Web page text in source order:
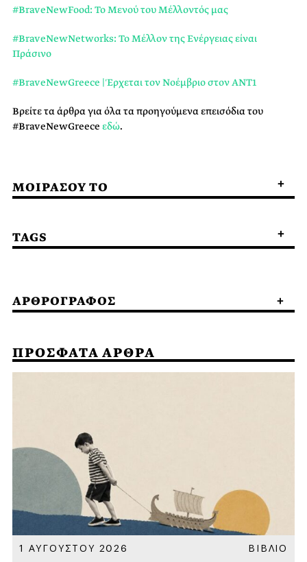
#BraveNewFood: Το Μενού του Μέλλοντός μας
#BraveNewNetworks: Το Μέλλον της Ενέργειας είναι
Πράσινο
#BraveNewGreece | Έρχεται τον Νοέμβριο στον ΑΝΤ1
Βρείτε τα άρθρα για όλα τα προηγούμενα επεισόδια του
#BraveNewGreece εδώ.
ΜΟΙΡΑΣΟΥ ΤΟ
TAGS
ΑΡΘΡΟΓΡΑΦΟΣ
ΠΡΟΣΦΑΤΑ ΑΡΘΡΑ
1 ΑΥΓΟΥΣΤΟΥ 2026 ΒΙΒΛΙΟ